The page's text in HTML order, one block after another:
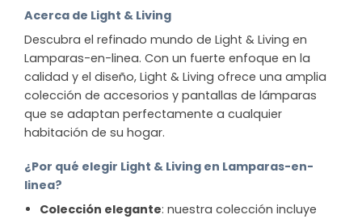
Acerca de Light & Living
Descubra el refinado mundo de Light & Living en
Lamparas-en-linea. Con un fuerte enfoque en la
calidad y el diseño, Light & Living ofrece una amplia
colección de accesorios y pantallas de lámparas
que se adaptan perfectamente a cualquier
habitación de su hogar.
¿Por qué elegir Light & Living en Lamparas-en-
linea?
Colección elegante: nuestra colección incluye